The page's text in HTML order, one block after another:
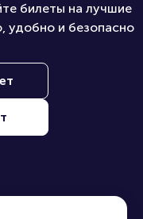
билеты на лучшие
удобно и безопасно